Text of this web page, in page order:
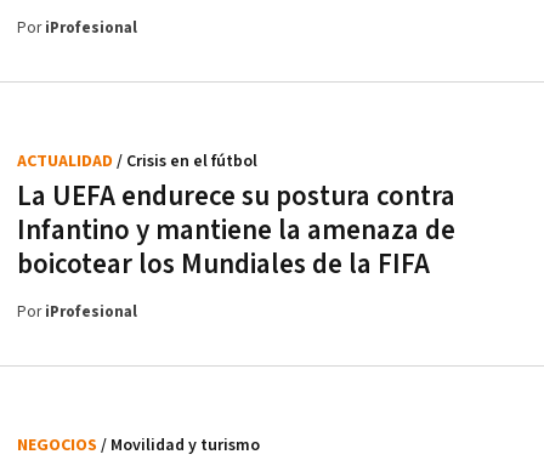
PoriProfesional
La UEFA endurece su postura contra
Infantino y mantiene la amenaza de
boicotear los Mundiales de la FIFA
ACTUALIDAD / Crisis en el fútbol
PoriProfesional
NEGOCIOS / Movilidad y turismo